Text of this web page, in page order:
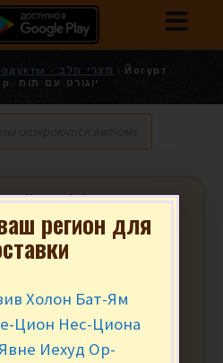
Молочные продукты - מצרי חלב
Йогурт
клубничный Yoplait 150 гр. יוגורט עם תות
Yoplait 150 гр.
регион для
Холон Бат-Ям
Цион Нес-Циона
Иехуд Ор-